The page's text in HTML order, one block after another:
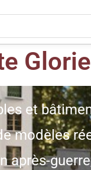
et
modèles
après-